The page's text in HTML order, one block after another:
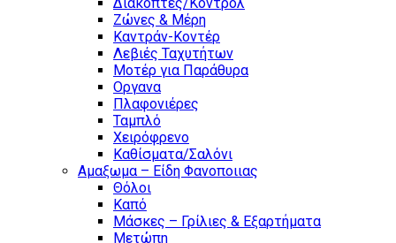
Ζώνες & Μέρη
Καντράν-Κοντέρ
Λεβιές Ταχυτήτων
Μοτέρ για Παράθυρα
Οργανα
Πλαφονιέρες
Ταμπλό
Χειρόφρενο
Καθίσματα/Σαλόνι
Αμαξωμα – Είδη Φανοποιιας
Θόλοι
Καπό
Μάσκες – Γρίλιες & Εξαρτήματα
Μετώπη